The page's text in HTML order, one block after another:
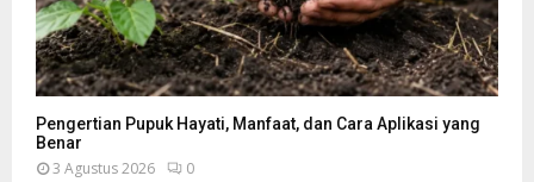
Pengertian Pupuk Hayati, Manfaat, dan Cara Aplikasi yang
Benar
3 Agustus 2026 0